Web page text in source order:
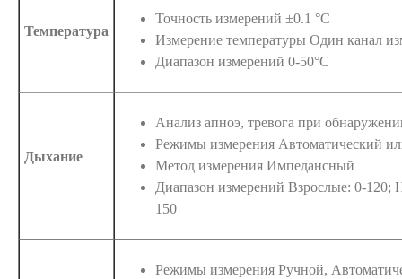
Температура
Точность измерений ±0.1 °C
Измерение температуры Один канал
Диапазон измерений 0-50°C
Дыхание
Анализ апноэ, тревога при
Режимы измерения Автоматический
Метод измерения Импедансный
Диапазон измерений Взрослые: 0-120;
150
Режимы измерения Ручной,